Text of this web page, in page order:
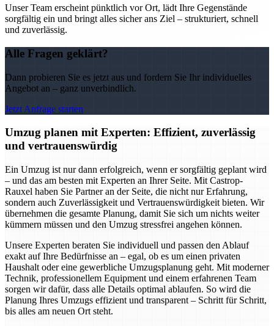
Unser Team erscheint pünktlich vor Ort, lädt Ihre Gegenstände
sorgfältig ein und bringt alles sicher ans Ziel – strukturiert, schnell
und zuverlässig.
Alle Fragen geklärt?
Dann probieren Sie es jetzt aus und fordern Sie Ihr individuelles
Angebot an – ganz unverbindlich.
Jetzt Anfrage starten
Umzug planen mit Experten: Effizient, zuverlässig
und vertrauenswürdig
Ein Umzug ist nur dann erfolgreich, wenn er sorgfältig geplant wird
– und das am besten mit Experten an Ihrer Seite. Mit Castrop-
Rauxel haben Sie Partner an der Seite, die nicht nur Erfahrung,
sondern auch Zuverlässigkeit und Vertrauenswürdigkeit bieten. Wir
übernehmen die gesamte Planung, damit Sie sich um nichts weiter
kümmern müssen und den Umzug stressfrei angehen können.
Unsere Experten beraten Sie individuell und passen den Ablauf
exakt auf Ihre Bedürfnisse an – egal, ob es um einen privaten
Haushalt oder eine gewerbliche Umzugsplanung geht. Mit moderner
Technik, professionellem Equipment und einem erfahrenen Team
sorgen wir dafür, dass alle Details optimal ablaufen. So wird die
Planung Ihres Umzugs effizient und transparent – Schritt für Schritt,
bis alles am neuen Ort steht.